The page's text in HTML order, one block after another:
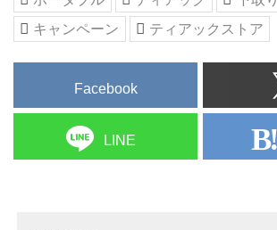
キャンペーン
ティアックストア
Facebook
LINE